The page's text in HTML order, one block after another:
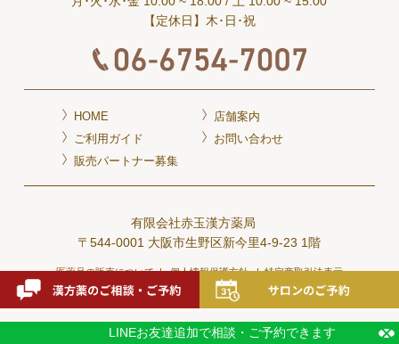
【定休日】木･日･祝
HOME
店舗案内
ご利用ガイド
販売パートナー募集
お問い合わせ
有限会社赤玉漢方薬局
〒544-0001 大阪市生野区新今里4-9-23 1階
医薬品の販売について 個人情報保護方針 特定商取引法表示
LINEお友達追加で相談・ご予約できます